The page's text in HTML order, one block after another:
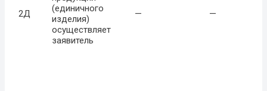
2Д
(единичного
изделия)
осуществляет
заявитель
— —